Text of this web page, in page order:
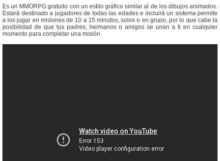
Es un MMORPG gratuito con un estilo gráfico similar al de los dibujos animados.
Estará destinado a jugadores de todas las edades e incluirá un sistema permite
a los jugar en misiones de 10 a 15 minutos, solos o en grupo, por lo que cabe la
posibilidad de que tus padres, hermanos o amigos se unan a ti en cualquier
momento para completar una misión.